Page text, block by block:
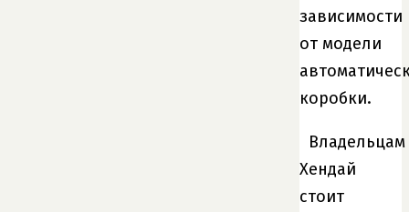
зависимости
от модели
коробки.
Владельцам
Хендай
стоит